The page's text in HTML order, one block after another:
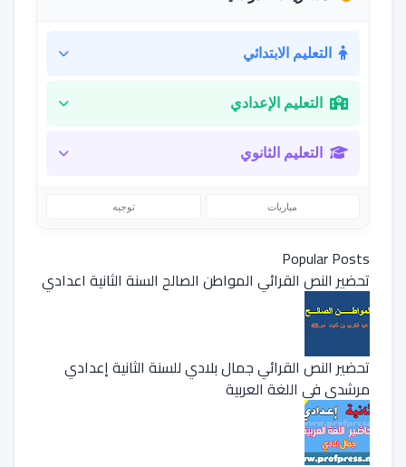
التعليم الابتدائي
التعليم الإعدادي
التعليم الثانوي
مباريات توجيه
Popular Posts
تحضير النص القرائي المواطن الصالح السنة الثانية اعدادي
تحضير النص القرائي جمال بلادي للسنة الثانية إعدادي
مرشدي في اللغة العربية